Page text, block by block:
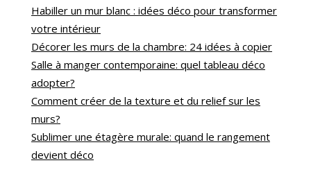
Habiller un mur blanc : idées déco pour transformer
votre intérieur
Décorer les murs de la chambre: 24 idées à copier
Salle à manger contemporaine: quel tableau déco
adopter?
Comment créer de la texture et du relief sur les
murs?
Sublimer une étagère murale: quand le rangement
devient déco